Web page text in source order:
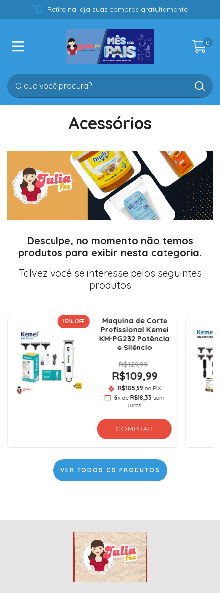
Retire na loja suas compras gratuitamente
0
Acessórios
Desculpe, no momento não temos
produtos para exibir nesta categoria.
Talvez você se interesse pelos seguintes
produtos
15% OFF
Maquina de Corte
Profissional Kemei
KM-PG232 Potência
e Silêncio
R$129,99
R$109,99
R$105,59 no PIX
6x de R$18,33 sem
juros
COMPRAR
VER TODOS OS PRODUTOS